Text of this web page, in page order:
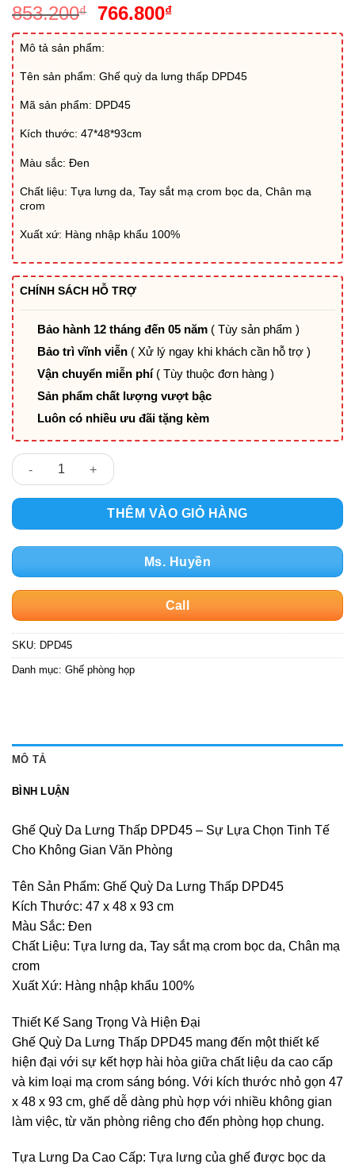
853.200₫
Giá
gốc
là:
853.200₫.
766.800₫Giá
hiện
là:
766.800₫.
Mô tả sản phẩm:
Tên sản phẩm: Ghế quỳ da lưng thấp DPD45
Mã sản phẩm: DPD45
Kích thước: 47*48*93cm
Màu sắc: Đen
Chất liệu: Tựa lưng da, Tay sắt mạ crom bọc da, Chân mạ
crom
Xuất xứ: Hàng nhập khẩu 100%
CHÍNH SÁCH HỖ TRỢ
Bảo hành 12 tháng đến 05 năm ( Tùy sản phẩm )
Bảo trì vĩnh viễn ( Xử lý ngay khi khách cần hỗ trợ )
Vận chuyển miễn phí ( Tùy thuộc đơn hàng )
Sản phẩm chất lượng vượt bậc
Luôn có nhiều ưu đãi tặng kèm
Ghế quỳ da lưng thấp DPD45 số lượng
THÊM VÀO GIỎ HÀNG
Ms. Huyền
Call
SKU: DPD45
Danh mục: Ghế phòng họp
MÔ TẢ
BÌNH LUẬN
Ghế Quỳ Da Lưng Thấp DPD45 – Sự Lựa Chọn Tinh Tế
Cho Không Gian Văn Phòng
Tên Sản Phẩm: Ghế Quỳ Da Lưng Thấp DPD45
Kích Thước: 47 x 48 x 93 cm
Màu Sắc: Đen
Chất Liệu: Tựa lưng da, Tay sắt mạ crom bọc da, Chân mạ
crom
Xuất Xứ: Hàng nhập khẩu 100%
Thiết Kế Sang Trọng Và Hiện Đại
Ghế Quỳ Da Lưng Thấp DPD45 mang đến một thiết kế
hiện đại với sự kết hợp hài hòa giữa chất liệu da cao cấp
và kim loại mạ crom sáng bóng. Với kích thước nhỏ gọn 47
x 48 x 93 cm, ghế dễ dàng phù hợp với nhiều không gian
làm việc, từ văn phòng riêng cho đến phòng họp chung.
Tựa Lưng Da Cao Cấp: Tựa lưng của ghế được bọc da